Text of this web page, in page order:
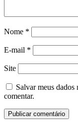
Nome *
E-mail *
Site
Salvar meus dados
comentar.